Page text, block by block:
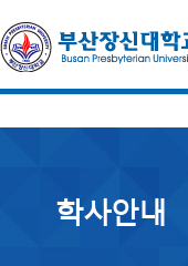
학사안내